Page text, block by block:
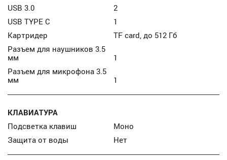
USB 3.0
2
USB TYPE C
1
Картридер
TF card, до 512 Гб
Разъем для наушников 3.5
мм
1
Разъем для микрофона 3.5
мм
1
КЛАВИАТУРА
Подсветка клавиш
Моно
Защита от воды
Нет